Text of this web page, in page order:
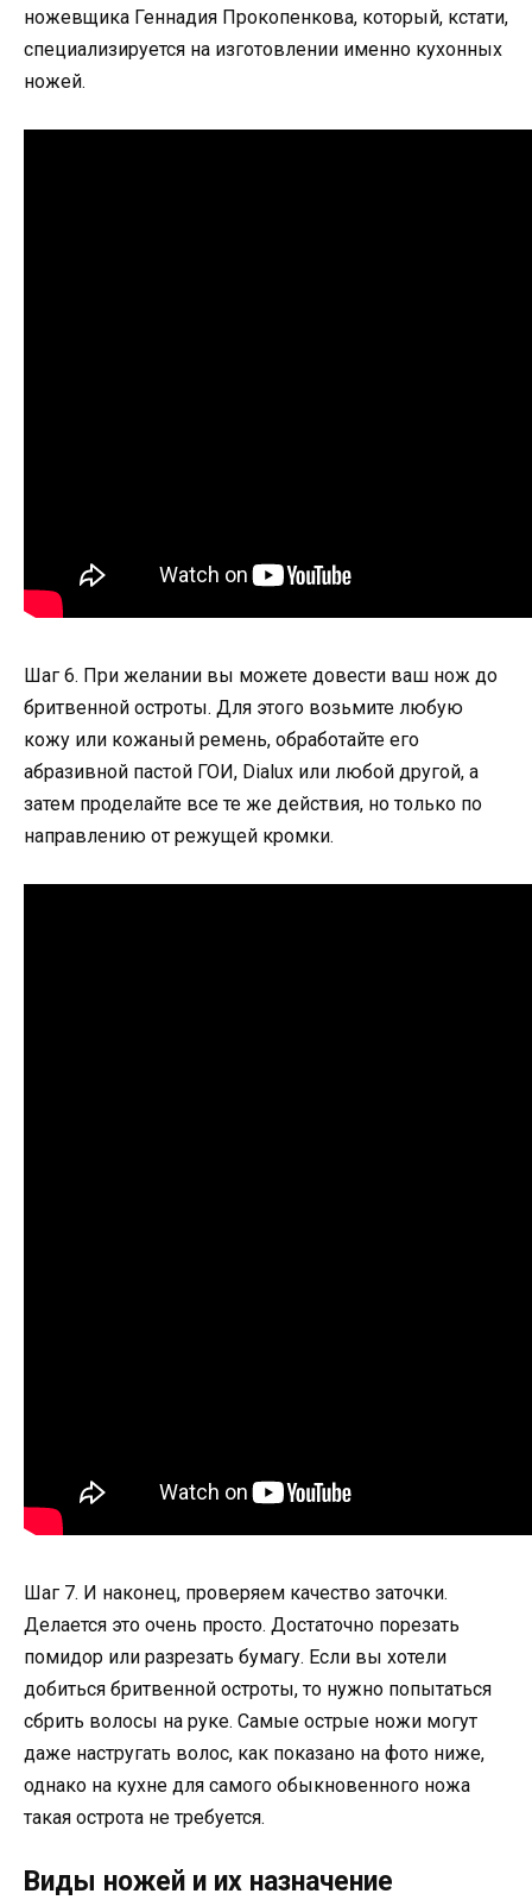
ножевщика Геннадия Прокопенкова, который, кстати,
специализируется на изготовлении именно кухонных
ножей.
Шаг 6. При желании вы можете довести ваш нож до
бритвенной остроты. Для этого возьмите любую
кожу или кожаный ремень, обработайте его
абразивной пастой ГОИ, Dialux или любой другой, а
затем проделайте все те же действия, но только по
направлению от режущей кромки.
Шаг 7. И наконец, проверяем качество заточки.
Делается это очень просто. Достаточно порезать
помидор или разрезать бумагу. Если вы хотели
добиться бритвенной остроты, то нужно попытаться
сбрить волосы на руке. Самые острые ножи могут
даже настругать волос, как показано на фото ниже,
однако на кухне для самого обыкновенного ножа
такая острота не требуется.
Виды ножей и их назначение